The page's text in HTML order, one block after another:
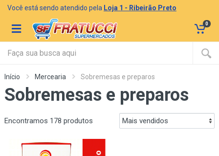
Você está sendo atendido pela Loja 1 - Ribeirão Preto
0
Início Mercearia Sobremesas e preparos
Sobremesas e preparos
Encontramos 178 produtos